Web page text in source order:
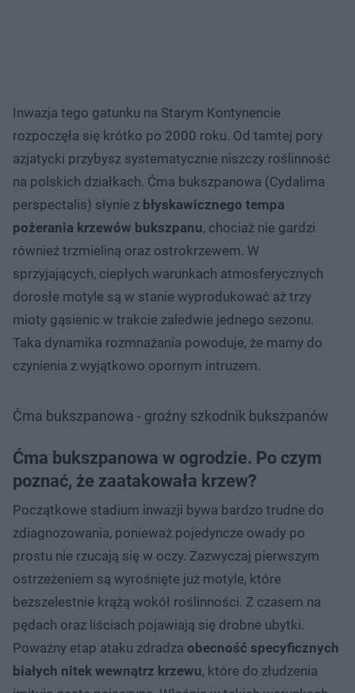
Inwazja tego gatunku na Starym Kontynencie
rozpoczęła się krótko po 2000 roku. Od tamtej pory
azjatycki przybysz systematycznie niszczy roślinność
na polskich działkach. Ćma bukszpanowa (Cydalima
perspectalis) słynie z błyskawicznego tempa
pożerania krzewów bukszpanu, chociaż nie gardzi
również trzmieliną oraz ostrokrzewem. W
sprzyjających, ciepłych warunkach atmosferycznych
dorosłe motyle są w stanie wyprodukować aż trzy
mioty gąsienic w trakcie zaledwie jednego sezonu.
Taka dynamika rozmnażania powoduje, że mamy do
czynienia z wyjątkowo opornym intruzem.
Ćma bukszpanowa - groźny szkodnik bukszpanów
Ćma bukszpanowa w ogrodzie. Po czym
poznać, że zaatakowała krzew?
Początkowe stadium inwazji bywa bardzo trudne do
zdiagnozowania, ponieważ pojedyncze owady po
prostu nie rzucają się w oczy. Zazwyczaj pierwszym
ostrzeżeniem są wyrośnięte już motyle, które
bezszelestnie krążą wokół roślinności. Z czasem na
pędach oraz liściach pojawiają się drobne ubytki.
Poważny etap ataku zdradza obecność specyficznych
białych nitek wewnątrz krzewu, które do złudzenia